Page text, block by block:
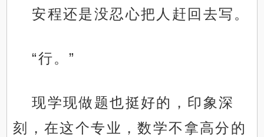
安程还是没忍心把人赶回去写。
“行。”
现学现做题也挺好的，印象深
刻，在这个专业，数学不拿高分的